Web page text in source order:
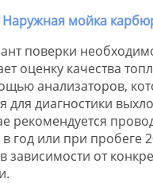
поверки
оценку качества
анализаторов,
для диагностики
рекомендуется
год или при пробеге
зависимости от